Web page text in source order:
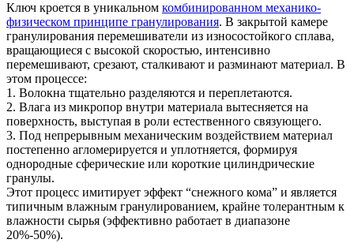
Ключ кроется в уникальном комбинированном механико-
физическом принципе гранулирования. В закрытой камере
гранулирования перемешиватели из износостойкого сплава,
вращающиеся с высокой скоростью, интенсивно
перемешивают, срезают, сталкивают и разминают материал. В
этом процессе:
1. Волокна тщательно разделяются и переплетаются.
2. Влага из микропор внутри материала вытесняется на
поверхность, выступая в роли естественного связующего.
3. Под непрерывным механическим воздействием материал
постепенно агломерируется и уплотняется, формируя
однородные сферические или короткие цилиндрические
гранулы.
Этот процесс имитирует эффект “снежного кома” и является
типичным влажным гранулированием, крайне толерантным к
влажности сырья (эффективно работает в диапазоне
20%-50%).